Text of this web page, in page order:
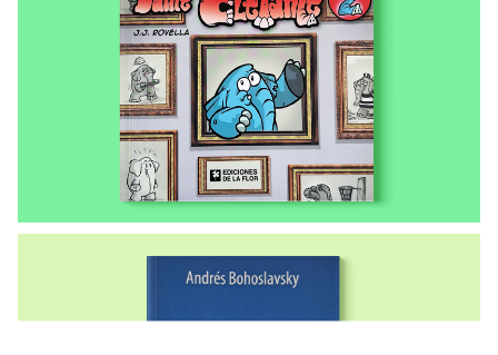
LIBROS ENVIADOS A LAS COMUNIDADES
El infante Dante Elefante 2